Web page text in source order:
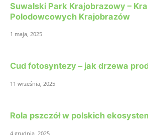
Suwalski Park Krajobrazowy –
Polodowcowych Krajobrazów
1 maja, 2025
Cud fotosyntezy – jak drzewa
11 września, 2025
Rola pszczół w polskich
4 grudnia, 2025